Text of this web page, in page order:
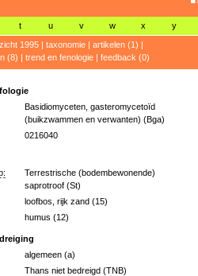
t u v w x y
1995| taxonomie| artikelen (1) |
(8) | trend en fenologie| feedback (0)
Basidiomyceten, gasteromycetoïd
(buikzwammen en verwanten) (Bga)
0216040
Terrestrische (bodembewonende)
saprotroof (St)
loofbos, rijk zand (15)
humus (12)
algemeen (a)
Thans niet bedreigd (TNB)